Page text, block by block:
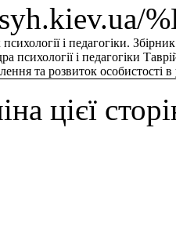
і педагогіки.
психології і педагогіки
та розвиток особистості
цієї